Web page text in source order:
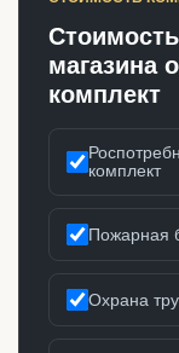
магазина
комплект
комплект
Пожарная
Охрана